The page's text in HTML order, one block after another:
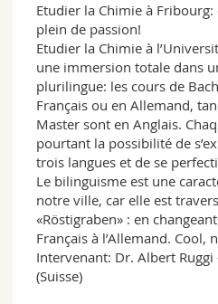
Etudier la Chimie à
plein de passion!
Etudier la Chimie à
une immersion totale dans
plurilingue: les cours de
Français ou en Allemand,
Master sont en Anglais.
pourtant la possibilité de
trois langues et de se
Le bilinguisme est une
notre ville, car elle est
«Röstigraben» : en
Français à l’Allemand. Cool,
Intervenant: Dr. Albert
(Suisse)